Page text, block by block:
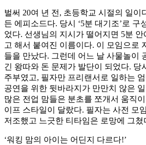
벌써 20여 년 전, 초등학교 시절의 일이
든 에피소드다. 당시 ‘5분 대기조’로 구
었다. 선생님의 지시가 떨어지면 5분
고 해서 붙여진 이름이다. 이 모임으로
들을 만났다. 그런데 어느 날 사물놀이
긴 왕따와 돈 문제가 발단이 되었다. 당
주부였고, 필자만 프리랜서로 일하는
공연을 위한 뒷바라지가 만만치 않은
많은 전업 맘들은 분초를 쪼개서 움직
이프 스타일이 달랐다. 필자는 사전 모
저조했고 느긋한 티타임은 로망에 그쳤
‘워킹 맘의 아이는 어딘지 다르다!’